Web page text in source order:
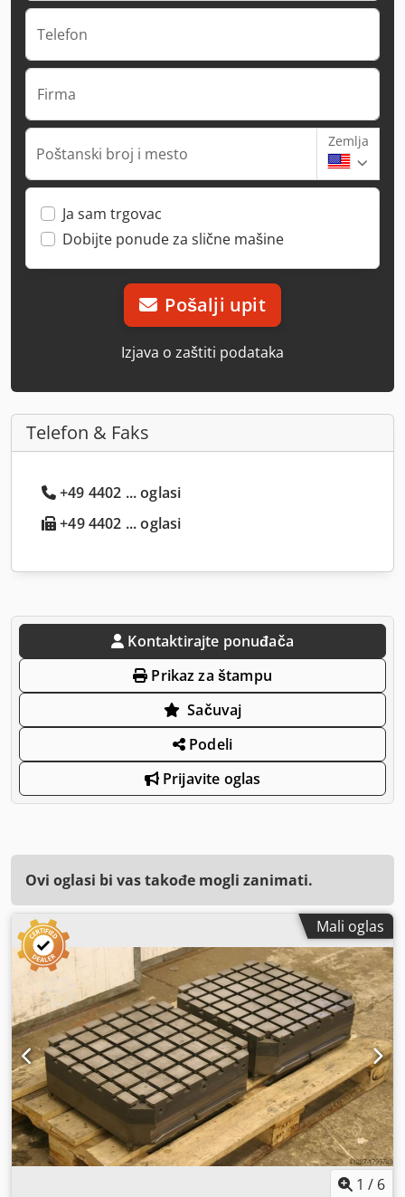
Telefon
Firma
Poštanski broj i mesto
Zemlja
Ja sam trgovac
Dobijte ponude za slične mašine
Pošalji upit
Izjava o zaštiti podataka
Telefon & Faks
+49 4402 ... oglasi
+49 4402 ... oglasi
Kontaktirajte ponuđača
Prikaz za štampu
Sačuvaj
Podeli
Prijavite oglas
Ovi oglasi bi vas takođe mogli zanimati.
Mali oglas
1 / 6